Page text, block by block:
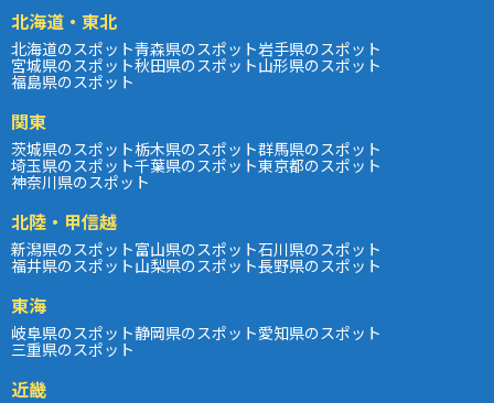
北海道・東北
北海道のスポット青森県のスポット岩手県のスポット
宮城県のスポット秋田県のスポット山形県のスポット
福島県のスポット
関東
茨城県のスポット栃木県のスポット群馬県のスポット
埼玉県のスポット千葉県のスポット東京都のスポット
神奈川県のスポット
北陸・甲信越
新潟県のスポット富山県のスポット石川県のスポット
福井県のスポット山梨県のスポット長野県のスポット
東海
岐阜県のスポット静岡県のスポット愛知県のスポット
三重県のスポット
近畿